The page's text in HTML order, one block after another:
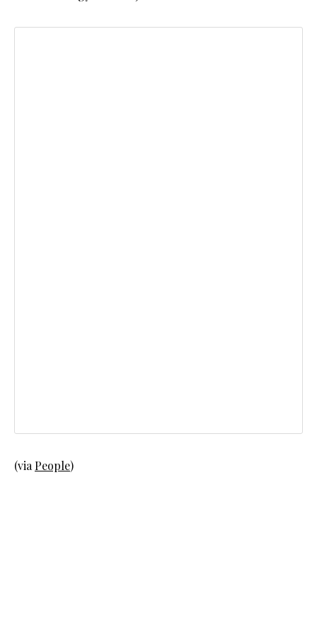
(viaPeople)